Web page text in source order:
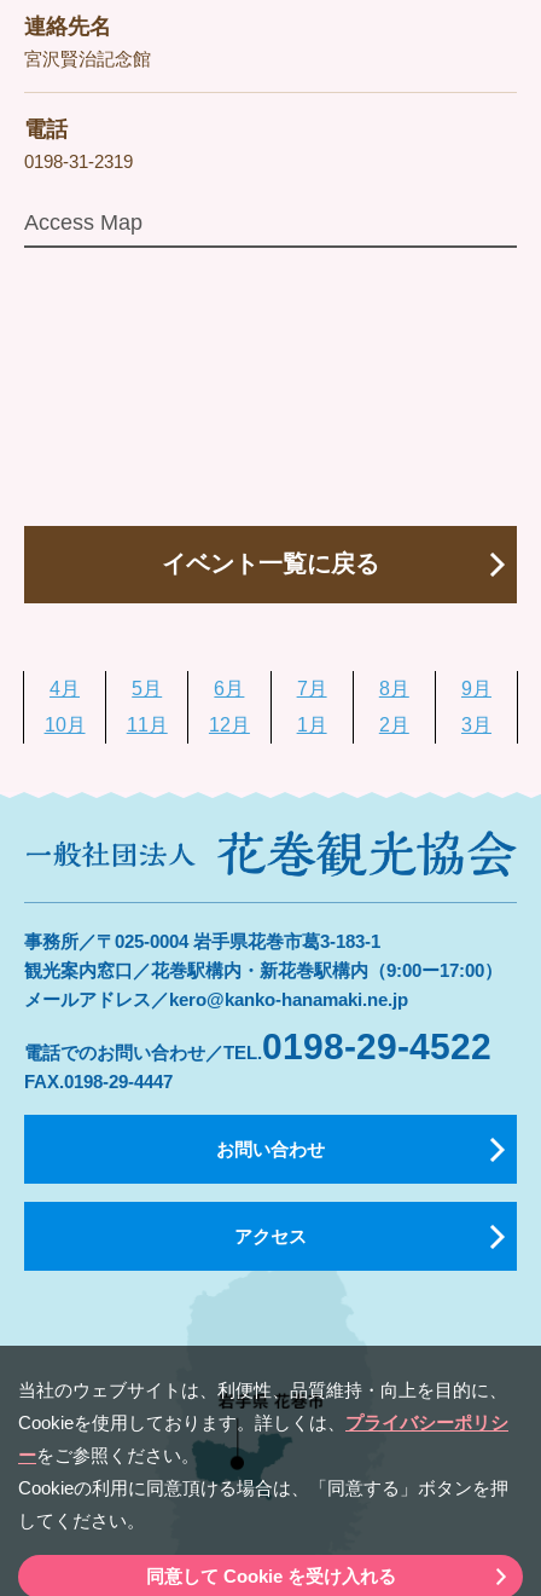
連絡先名
宮沢賢治記念館
電話
0198-31-2319
Access Map
イベント一覧に戻る
4月 5月 6月 7月 8月
9月
10月
11月 12月 1月 2月 3月
当社のウェブサイトは、利便性、品質維持・向上を⽬的に、
Cookieを使⽤しております。詳しくは、 プライバシーポリシ
ーをご参照ください。
Cookieの利⽤に同意頂ける場合は、「同意する」ボタンを押
してください。
同意して Cookie を受け入れる
事務所／〒025-0004 岩手県花巻市葛3-183-1
観光案内窓口／花巻駅構内・新花巻駅構内（9:00ー17:00）
メールアドレス／kero@kanko-hanamaki.ne.jp
電話でのお問い合わせ／TEL.0198-29-4522
FAX.0198-29-4447
お問い合わせ
アクセス